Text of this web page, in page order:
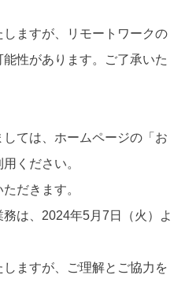
ますが、リモートワークの
性があります。ご了承いた
ては、ホームページの「お
ください。
だきます。
は、2024年5月7日（火）よ
ますが、ご理解とご協力を